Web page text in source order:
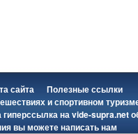
сайта
Полезные ссылки
и спортивном
гиперссылка наvide-supra.net
вы можетенаписать нам